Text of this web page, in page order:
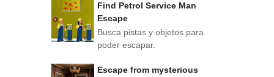
Find Petrol Service Man
Escape
Busca pistas y objetos para
poder escapar.
Escape from mysterious